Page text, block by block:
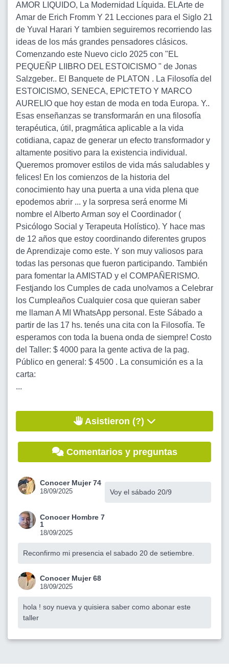
AMOR LIQUIDO, La Modernidad Líquida. ELArte de
Amar de Erich Fromm Y 21 Lecciones para el Siglo 21
de Yuval Harari Y tambien seguiremos recorriendo las
ideas de los más grandes pensadores clásicos.
Comenzando este Nuevo ciclo 2025 con "EL
PEQUEÑP LIIBRO DEL ESTOICISMO " de Jonas
Salzgeber.. El Banquete de PLATON . La Filosofía del
ESTOICISMO, SENECA, EPICTETO Y MARCO
AURELIO que hoy estan de moda en toda Europa. Y..
Esas enseñanzas se transformarán en una filosofía
terapéutica, útil, pragmática aplicable a la vida
cotidiana, capaz de generar un efecto transformador y
altamente positivo para la existencia individual.
Queremos promover estilos de vida más saludables y
felices! En los comienzos de la historia del
conocimiento hay una puerta a una vida plena que
epodemos abrir ... y la sorpresa será enorme Mi
nombre el Alberto Arman soy el Coordinador (
Psicólogo Social y Terapeuta Holístico). Y hace mas
de 12 años que estoy coordinando diferentes grupos
de Aprendizaje como este. Y son muy valiosos para
todas las personas que fueron participando. También
para fomentar la AMISTAD y el COMPAÑERISMO.
Festjando los Cumples de cada uno!vamos a Celebrar
los Cumpleaños Cualquier cosa que quieran saber
me llaman A MI WhatsApp personal. Este Sábado a
partir de las 17 hs. tenés una cita con la Filosofía. Te
esperamos con toda la buena onda de siempre! Costo
del Taller: $ 4000 para la gente activa de la pag.
Público en general: $ 4500 . La consumición es a la
carta:
...
Asistieron (?)
Comentarios y preguntas
Conocer Mujer 74
18/09/2025 Voy el sábado 20/9
Conocer Hombre 7
1
18/09/2025
Reconfirmo mi presencia el sabado 20 de setiembre.
Conocer Mujer 68
18/09/2025
hola ! soy nueva y quisiera saber como abonar este
taller